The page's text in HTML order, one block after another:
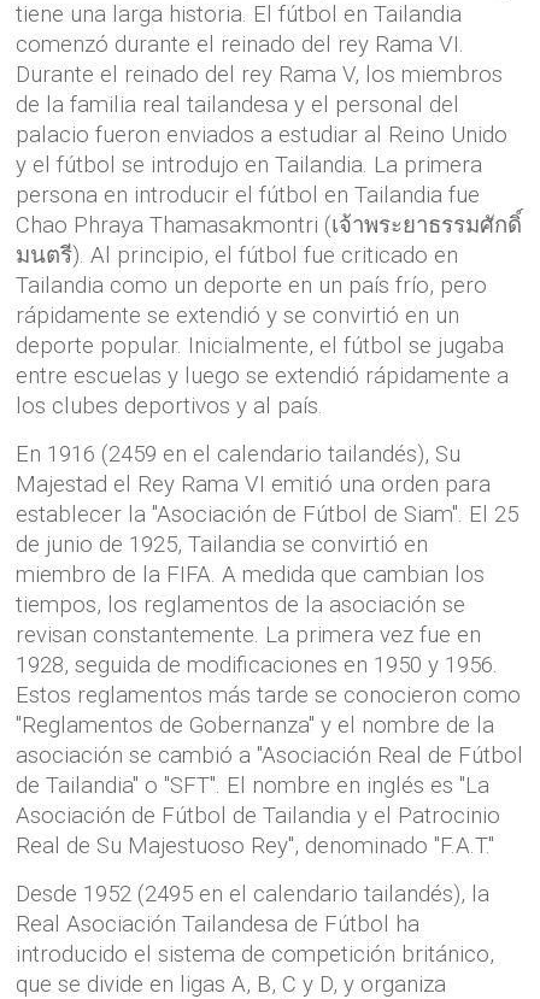
tiene una larga historia. El fútbol en Tailandia
comenzó durante el reinado del rey Rama VI.
Durante el reinado del rey Rama V, los miembros
de la familia real tailandesa y el personal del
palacio fueron enviados a estudiar al Reino Unido
y el fútbol se introdujo en Tailandia. La primera
persona en introducir el fútbol en Tailandia fue
Chao Phraya Thamasakmontri (เจ้าพระยาธรรมศักดิ์
มนตรี). Al principio, el fútbol fue criticado en
Tailandia como un deporte en un país frío, pero
rápidamente se extendió y se convirtió en un
deporte popular. Inicialmente, el fútbol se jugaba
entre escuelas y luego se extendió rápidamente a
los clubes deportivos y al país.
En 1916 (2459 en el calendario tailandés), Su
Majestad el Rey Rama VI emitió una orden para
establecer la "Asociación de Fútbol de Siam". El 25
de junio de 1925, Tailandia se convirtió en
miembro de la FIFA. A medida que cambian los
tiempos, los reglamentos de la asociación se
revisan constantemente. La primera vez fue en
1928, seguida de modificaciones en 1950 y 1956.
Estos reglamentos más tarde se conocieron como
"Reglamentos de Gobernanza" y el nombre de la
asociación se cambió a "Asociación Real de Fútbol
de Tailandia" o "SFT". El nombre en inglés es "La
Asociación de Fútbol de Tailandia y el Patrocinio
Real de Su Majestuoso Rey", denominado "F.A.T."
Desde 1952 (2495 en el calendario tailandés), la
Real Asociación Tailandesa de Fútbol ha
introducido el sistema de competición británico,
que se divide en ligas A, B, C y D, y organiza